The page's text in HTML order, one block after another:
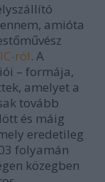
amióta
ról. A
– formája,
amelyet a
tovább
és máig
eredetileg
folyamán
közegben